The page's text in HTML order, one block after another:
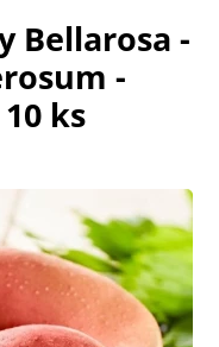
Bellarosa -
-
ks